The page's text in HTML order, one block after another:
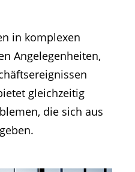
in komplexen
Angelegenheiten,
gleichzeitig
die sich aus